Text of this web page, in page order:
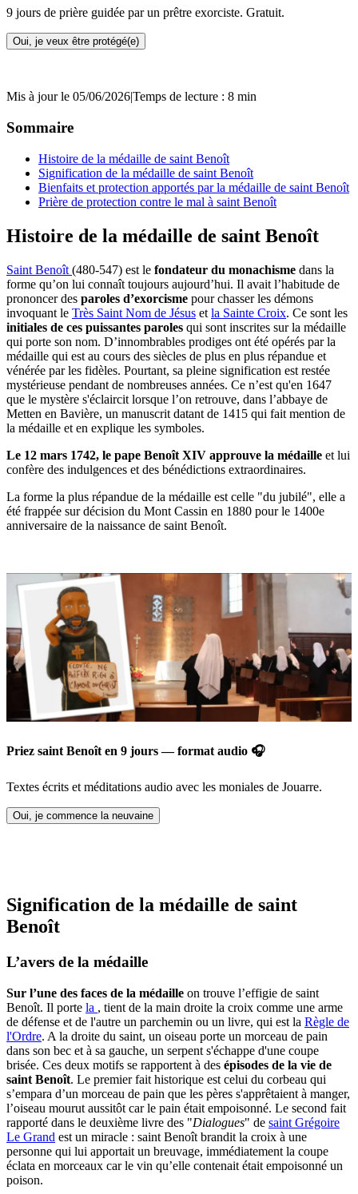
9 jours de prière guidée par un prêtre exorciste. Gratuit.
Oui, je veux être protégé(e)
Mis à jour le 05/06/2026|Temps de lecture : 8 min
Sommaire
Histoire de la médaille de saint Benoît
Signification de la médaille de saint Benoît
Bienfaits et protection apportés par la médaille de saint Benoît
Prière de protection contre le mal à saint Benoît
Histoire de la médaille de saint Benoît
Saint Benoît (480-547) est le fondateur du monachisme dans la
forme qu’on lui connaît toujours aujourd’hui. Il avait l’habitude de
prononcer des paroles d’exorcisme pour chasser les démons
invoquant le Très Saint Nom de Jésus et la Sainte Croix. Ce sont les
initiales de ces puissantes paroles qui sont inscrites sur la médaille
qui porte son nom. D’innombrables prodiges ont été opérés par la
médaille qui est au cours des siècles de plus en plus répandue et
vénérée par les fidèles. Pourtant, sa pleine signification est restée
mystérieuse pendant de nombreuses années. Ce n’est qu'en 1647
que le mystère s'éclaircit lorsque l’on retrouve, dans l’abbaye de
Metten en Bavière, un manuscrit datant de 1415 qui fait mention de
la médaille et en explique les symboles.
Le 12 mars 1742, le pape Benoît XIV approuve la médaille et lui
confère des indulgences et des bénédictions extraordinaires.
La forme la plus répandue de la médaille est celle "du jubilé", elle a
été frappée sur décision du Mont Cassin en 1880 pour le 1400e
anniversaire de la naissance de saint Benoît.
Priez saint Benoît en 9 jours — format audio 🎧
Textes écrits et méditations audio avec les moniales de Jouarre.
Oui, je commence la neuvaine
Signification de la médaille de saint
Benoît
L’avers de la médaille
Sur l’une des faces de la médaille on trouve l’effigie de saint
Benoît. Il porte la , tient de la main droite la croix comme une arme
de défense et de l'autre un parchemin ou un livre, qui est la Règle de
l'Ordre. A la droite du saint, un oiseau porte un morceau de pain
dans son bec et à sa gauche, un serpent s'échappe d'une coupe
brisée. Ces deux motifs se rapportent à des épisodes de la vie de
saint Benoît. Le premier fait historique est celui du corbeau qui
s’empara d’un morceau de pain que les pères s'apprêtaient à manger,
l’oiseau mourut aussitôt car le pain était empoisonné. Le second fait
rapporté dans le deuxième livre des "Dialogues" de saint Grégoire
Le Grand est un miracle : saint Benoît brandit la croix à une
personne qui lui apportait un breuvage, immédiatement la coupe
éclata en morceaux car le vin qu’elle contenait était empoisonné un
poison.